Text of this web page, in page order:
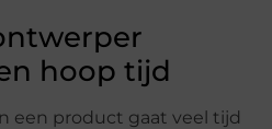
hoop tijd
een product gaat veel tijd